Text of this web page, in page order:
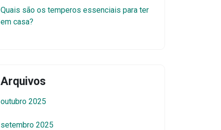
Quais são os temperos essenciais para ter
em casa?
Arquivos
outubro 2025
setembro 2025